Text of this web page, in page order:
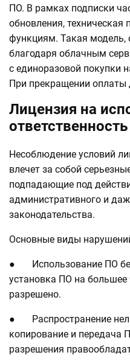
ПО. В рамках подписки
обновления,
функциям. Такая модель,
благодаря облачным
с единоразовой покупки
При прекращении оплаты
Лицензия на
Несоблюдение условий
влечет за собой
подпадающие под
административного и
законодательства.
Основные виды
● Использование ПО
установка ПО на
разрешено.
● Распространение
копирование и передача
разрешения